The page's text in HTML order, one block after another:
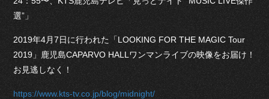
選”」
2019年4月7日に行われた「LOOKING FOR THE MAGIC Tour
2019」鹿児島CAPARVO HALLワンマンライブの映像をお届け！
お見逃しなく！
https://www.kts-tv.co.jp/blog/midnight/